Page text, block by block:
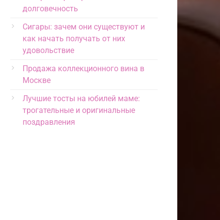
долговечность
Сигары: зачем они существуют и
как начать получать от них
удовольствие
Продажа коллекционного вина в
Москве
Лучшие тосты на юбилей маме:
трогательные и оригинальные
поздравления